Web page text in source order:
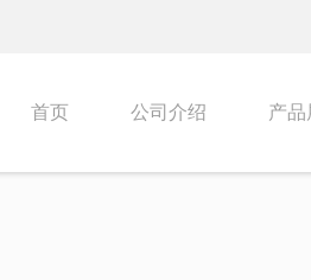
首页 公司介绍 产品